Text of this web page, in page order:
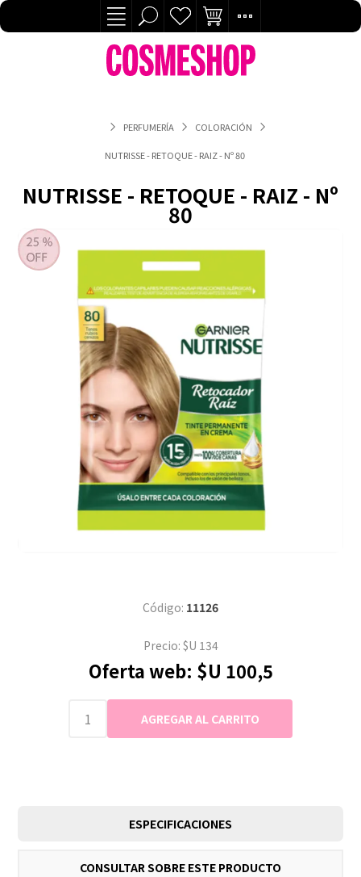
PERFUMERÍA COLORACIÓN
NUTRISSE - RETOQUE - RAIZ - Nº 80
NUTRISSE - RETOQUE - RAIZ - Nº
80
Código: 11126
Precio: $U 134
Oferta web: $U 100,5
ESPECIFICACIONES
CONSULTAR SOBRE ESTE PRODUCTO